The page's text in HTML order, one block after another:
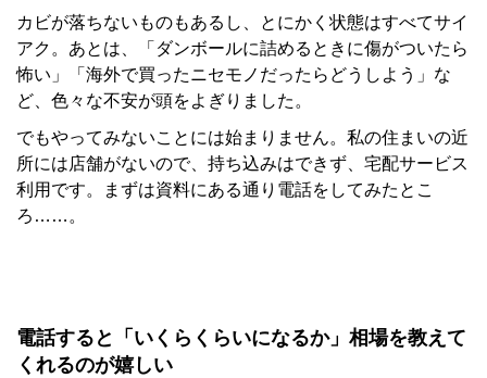
カビが落ちないものもあるし、とにかく状態はすべてサイ
アク。あとは、「ダンボールに詰めるときに傷がついたら
怖い」「 海外で買ったニセモノだったらどうしよう」な
ど、色々な不安が頭をよぎりました。
でもやってみないことには始まりません。私の住まいの近
所には店舗がないので、持ち込みはできず、宅配サービス
利用です。まずは資料にある通り電話をしてみたとこ
ろ……。
電話すると「いくらくらいになるか」相場を教えて
くれるのが嬉しい